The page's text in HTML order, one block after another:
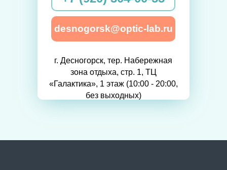
desnogorsk@optic-lab.ru
г. Десногорск, тер. Набережная
зона отдыха, стр. 1, ТЦ
«Галактика», 1 этаж (10:00 - 20:00,
без выходных)